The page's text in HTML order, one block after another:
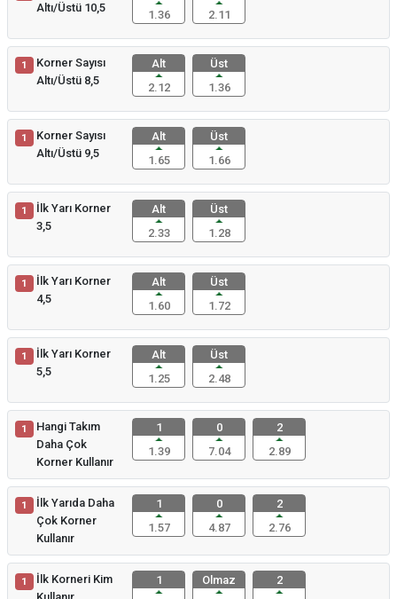
Altı/Üstü 10,5
1.36
2.11
1
Korner Sayısı
Altı/Üstü 8,5
Alt
2.12
Üst
1.36
1
Korner Sayısı
Altı/Üstü 9,5
Alt
1.65
Üst
1.66
1
İlk Yarı Korner
3,5
Alt
2.33
Üst
1.28
1
İlk Yarı Korner
4,5
Alt
1.60
Üst
1.72
1
İlk Yarı Korner
5,5
Alt
1.25
Üst
2.48
1
Hangi Takım
Daha Çok
Korner Kullanır
1
1.39
0
7.04
2
2.89
1
İlk Yarıda Daha
Çok Korner
Kullanır
1
1.57
0
4.87
2
2.76
1
İlk Korneri Kim
1
Olmaz
2